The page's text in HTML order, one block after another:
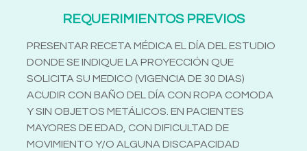
REQUERIMIENTOS PREVIOS
PRESENTAR RECETA MÉDICA EL DÍA DEL ESTUDIO
DONDE SE INDIQUE LA PROYECCIÓN QUE
SOLICITA SU MEDICO (VIGENCIA DE 30 DIAS)
ACUDIR CON BAÑO DEL DÍA CON ROPA COMODA
Y SIN OBJETOS METÁLICOS. EN PACIENTES
MAYORES DE EDAD, CON DIFICULTAD DE
MOVIMIENTO Y/O ALGUNA DISCAPACIDAD